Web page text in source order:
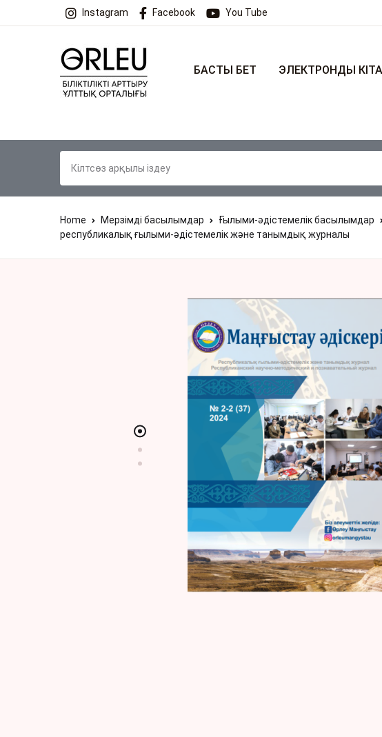
Instagram Facebook You Tube
БАСТЫ БЕТ ЭЛЕКТРОНДЫ
Home Мерзімді басылымдар Ғылыми-әдістемелік басылымдар
республикалық ғылыми-əдістемелік жəне танымдық журналы